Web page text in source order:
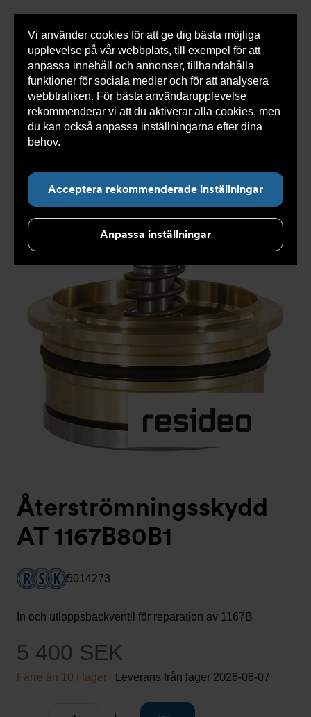
Vi använder cookies för att ge dig bästa möjliga
upplevelse på vår webbplats, till exempel för att
anpassa innehåll och annonser, tillhandahålla
funktioner för sociala medier och för att analysera
webbtrafiken. För bästa användarupplevelse
rekommenderar vi att du aktiverar alla cookies, men
du kan också anpassa inställningarna efter dina
behov.
Acceptera rekommenderade inställningar
Anpassa inställningar
0 varorSnabborder
Du
här:
Armatec > Produkter > Återströmning
>
Reservdelar och tillbehör återströmning
>
In- och
utloppsbackventil AT 1167BCV
>
Återströmningsskydd
AT 1167B80B1
Återströmningsskydd
AT 1167B80B1
5014273
In och utloppsbackventil för reparation av 1167B
5 400 SEK
Färre än 10 i lager Leverans från lager 2026-08-07